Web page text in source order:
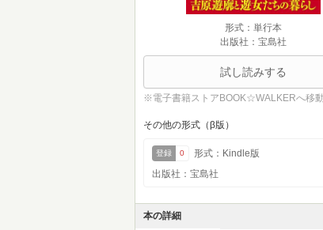
形式：単行本
出版社：宝島社
試し読みする
※電子書籍ストアBOOK☆WALKERへ移
その他の形式（β版）
登録 0
形式：Kindle版
出版社：宝島社
本の詳細